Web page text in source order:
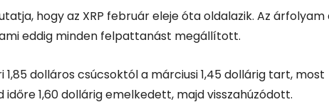
hogy az XRP február eleje óta oldalazik. Az árfolyam
eddig minden felpattanást megállított.
1,85 dolláros csúcsoktól a márciusi 1,45 dollárig tart, most
1,60 dollárig emelkedett, majd visszahúzódott.